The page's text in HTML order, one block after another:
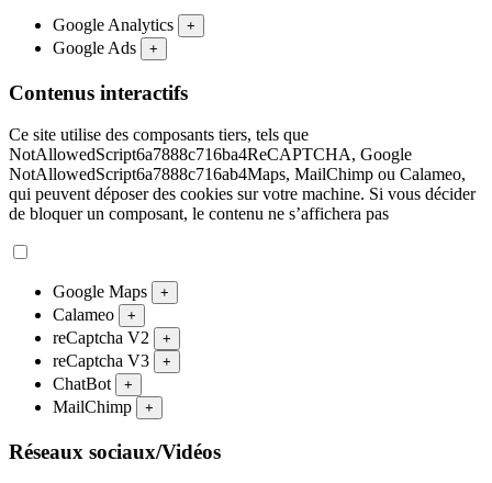
Google Analytics +
Google Ads +
Contenus interactifs
Ce site utilise des composants tiers, tels que
NotAllowedScript6a7888c716ba4ReCAPTCHA, Google
NotAllowedScript6a7888c716ab4Maps, MailChimp ou Calameo,
qui peuvent déposer des cookies sur votre machine. Si vous décider
de bloquer un composant, le contenu ne s’affichera pas
Google Maps +
Calameo +
reCaptcha V2 +
reCaptcha V3 +
ChatBot +
MailChimp +
Réseaux sociaux/Vidéos